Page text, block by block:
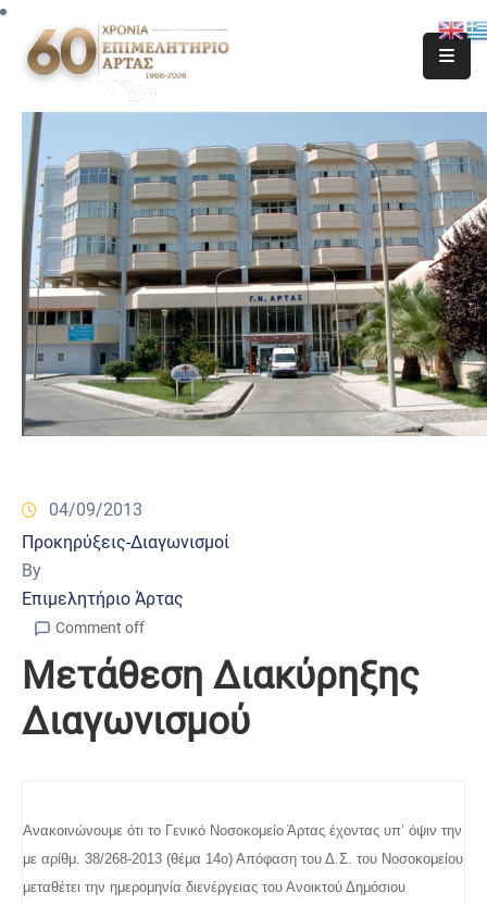
04/09/2013
Προκηρύξεις-Διαγωνισμοί
By
Επιμελητήριο Άρτας
Comment off
Μετάθεση Διακύρηξης
Διαγωνισμού
Ανακοινώνουμε ότι το Γενικό Νοσοκομείο Άρτας έχοντας υπ’ όψιν την
με αρίθμ. 38/26­8-2013 (θέμα 14ο) Απόφαση του Δ.Σ. του Νοσοκομείου
μεταθέτει την ημερομηνία διενέργειας του Ανοικτού Δημόσιου